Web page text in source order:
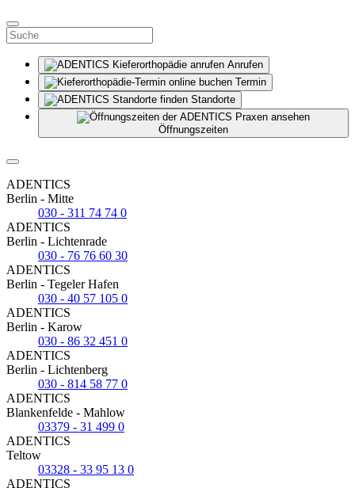
Anrufen
Termin
Standorte
Öffnungszeiten
ADENTICS
Berlin - Mitte
030 - 311 74 74 0
ADENTICS
Berlin - Lichtenrade
030 - 76 76 60 30
ADENTICS
Berlin - Tegeler Hafen
030 - 40 57 105 0
ADENTICS
Berlin - Karow
030 - 86 32 451 0
ADENTICS
Berlin - Lichtenberg
030 - 814 58 77 0
ADENTICS
Blankenfelde - Mahlow
03379 - 31 499 0
ADENTICS
Teltow
03328 - 33 95 13 0
ADENTICS